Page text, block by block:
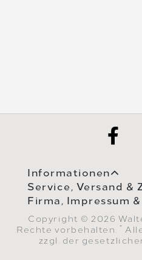
Informationen
Service, Versand &
Firma, Impressum
Copyright © 2026
Rechte vorbehalten.
*
zzgl. der